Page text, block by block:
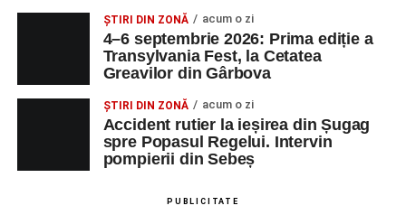
Accident pe strada Dorobanți din Sebeș: fermeie
de 66 de ani rănită grav, după ce a fost lovită de o
motocicletă
4–6 septembrie 2026: Prima ediție a Transylvania
Fest, la Cetatea Greavilor din Gârbova
ȘTIRI DIN ZONĂ acum o zi
4–6 septembrie 2026: Prima ediție a
Transylvania Fest, la Cetatea
Greavilor din Gârbova
ȘTIRI DIN ZONĂ acum o zi
Accident rutier la ieșirea din Șugag
spre Popasul Regelui. Intervin
pompierii din Sebeș
PUBLICITATE